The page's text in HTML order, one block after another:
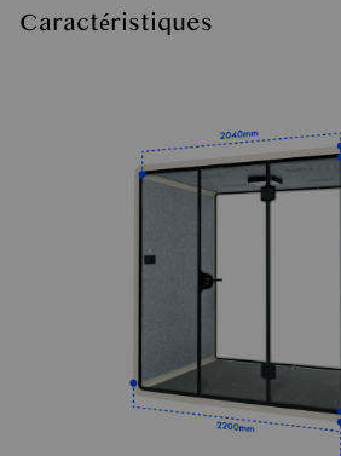
Caractéristiques